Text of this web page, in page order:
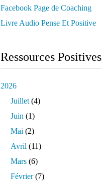
Facebook Page de Coaching
Livre Audio Pense Et Positive
Ressources Positives
2026
Juillet (4)
Juin (1)
Mai (2)
Avril (11)
Mars (6)
Février(7)